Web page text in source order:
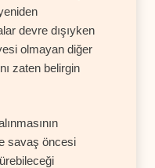
devre dışıyken
olmayan diğer
zaten belirgin
savaş öncesi